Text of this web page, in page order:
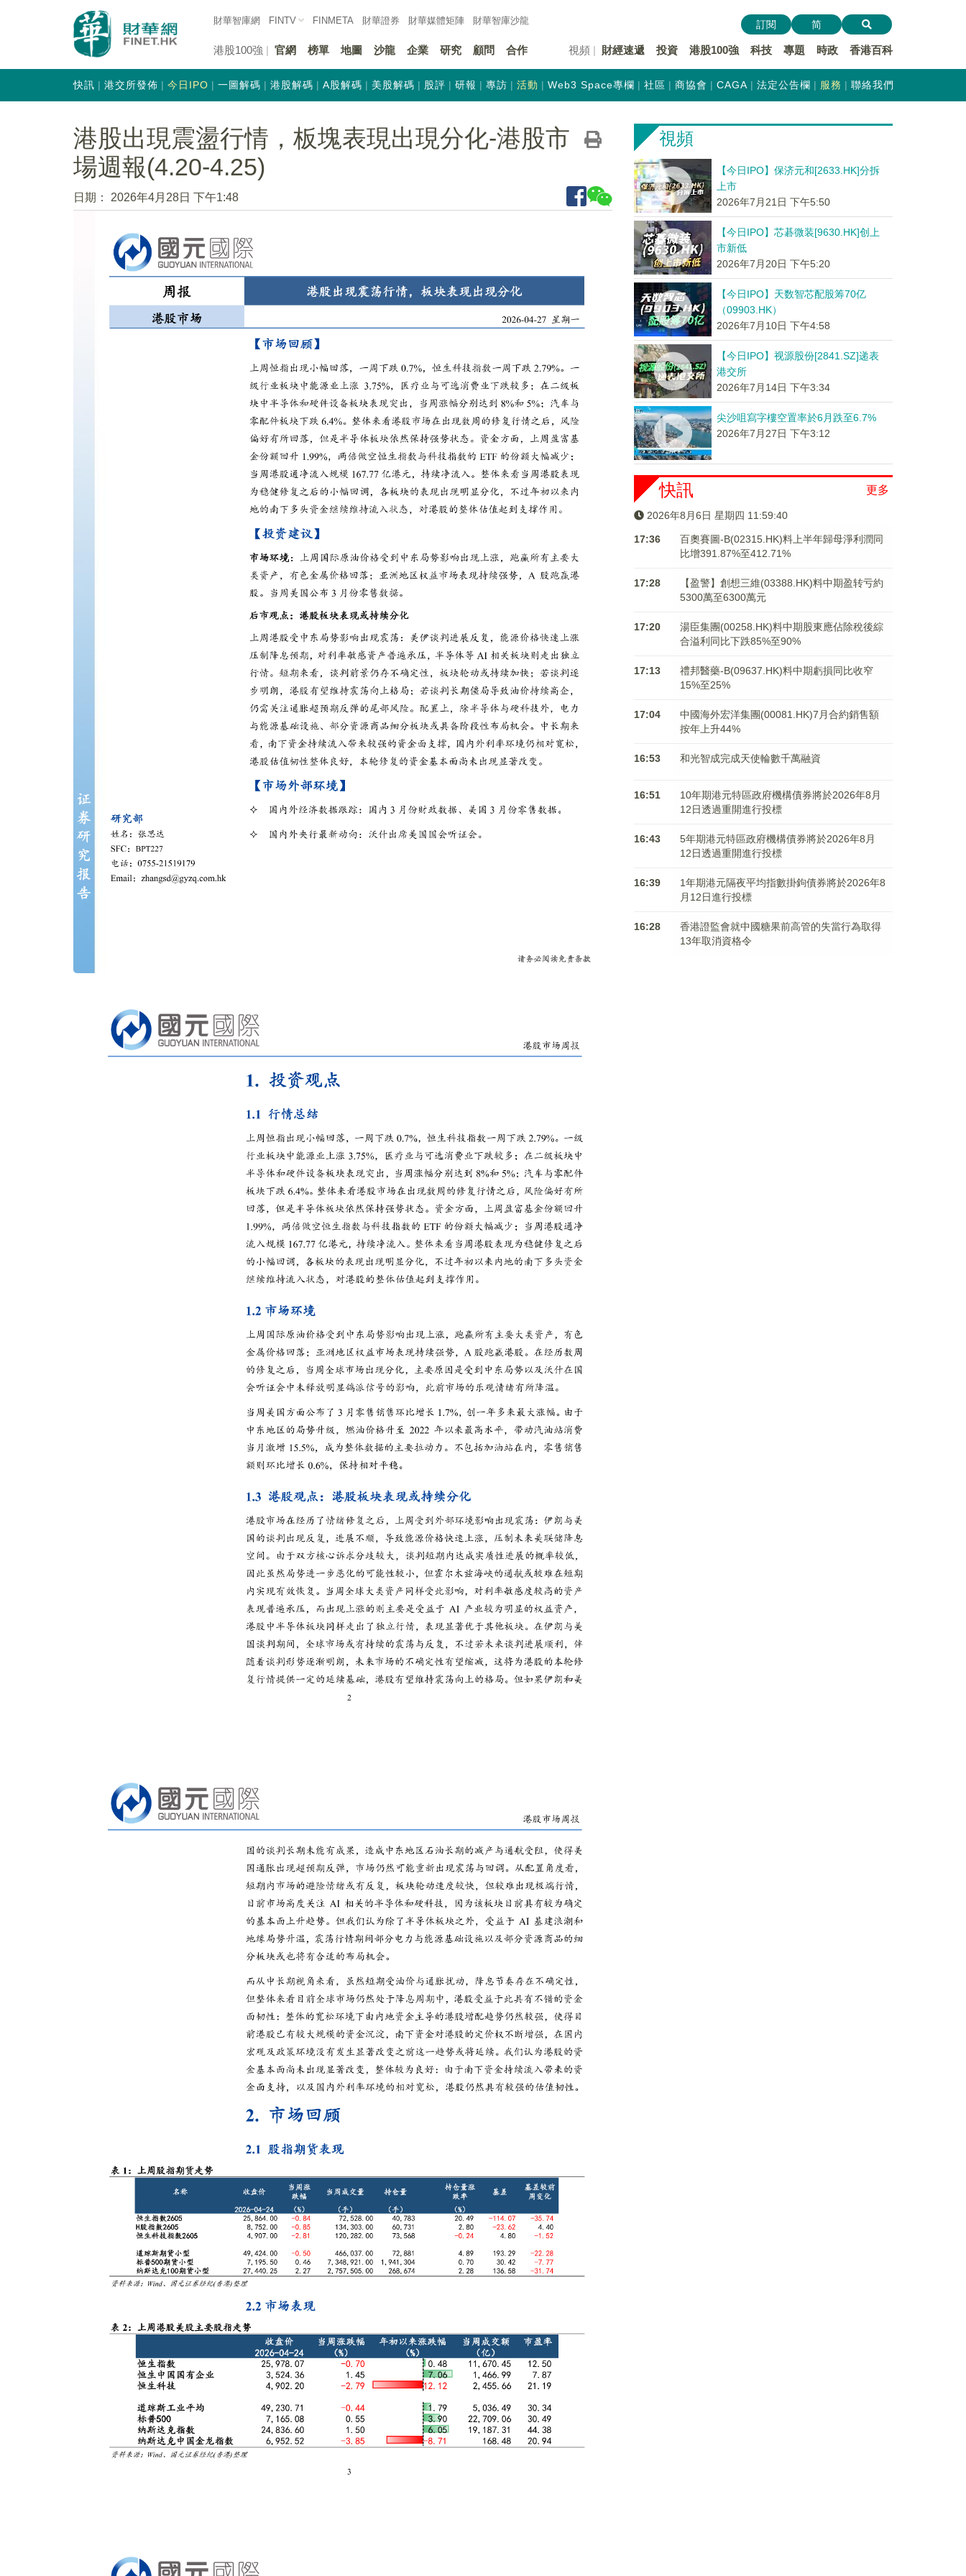
財華智庫網 FINTV FINMETA 財華證券 財華媒體矩陣 財華智庫沙龍
港股100強 官網 榜單 地圖 沙龍 企業 研究 顧問 合作 視頻 財經速遞 投資 港股100強 科技 專題 時政 香港百科
訂閱 简
快訊 港交所發佈 今日IPO 一圖解碼 港股解碼 A股解碼 美股解碼 股評 研報 專訪 活動 Web3 Space專欄 社區 商協會 CAGA 法定公告欄 服務 聯絡我們
港股出現震盪行情，板塊表現出現分化-港股市
場週報(4.20-4.25)
日期： 2026年4月28日 下午1:48
視頻
【今日IPO】保济元和[2633.HK]分拆
上市
2026年7月21日 下午5:50
【今日IPO】芯碁微装[9630.HK]创上
市新低
2026年7月20日 下午5:20
【今日IPO】天数智芯配股筹70亿
（09903.HK）
2026年7月10日 下午4:58
【今日IPO】视源股份[2841.SZ]递表
港交所
2026年7月14日 下午3:34
尖沙咀寫字樓空置率於6月跌至6.7%
2026年7月27日 下午3:12
更多
快訊
2026年8月6日 星期四 11:59:41
17:36
百奧賽圖-B(02315.HK)料上半年歸母淨利潤同
比增391.87%至412.71%
17:28
【盈警】創想三維(03388.HK)料中期盈转亏約
5300萬至6300萬元
17:20
湯臣集團(00258.HK)料中期股東應佔除稅後綜
合溢利同比下跌85%至90%
17:13
禮邦醫藥-B(09637.HK)料中期虧損同比收窄
15%至25%
17:04
中國海外宏洋集團(00081.HK)7月合約銷售額
按年上升44%
16:53 和光智成完成天使輪數千萬融資
16:51
10年期港元特區政府機構債券將於2026年8月
12日透過重開進行投標
16:43
5年期港元特區政府機構債券將於2026年8月
12日透過重開進行投標
16:39
1年期港元隔夜平均指數掛鉤債券將於2026年8
月12日進行投標
16:28
香港證監會就中國糖果前高管的失當行為取得
13年取消資格令